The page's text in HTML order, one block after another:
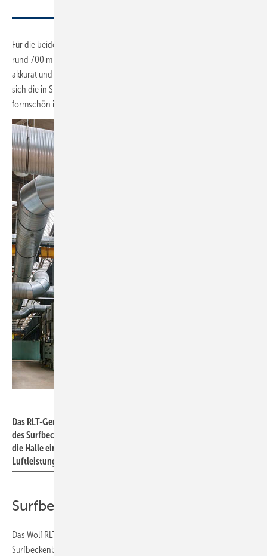
Für die beiden Wolf RLT-Geräte hat Preuß Klimatechnik insgesamt
rund 700 m luftführende Kanäle verlegt. Die Verrohrung verläuft
akkurat und ist auch in ihren Achsen symmetrisch angeordnet, sodass
sich die in Sichtmontage ausgeführten, luftführenden Kanäle
formschön in das Industriedesign der Halle einfügen.
Das RLT-Gerät Wolf KG Top für die Klimatisierung
des Surfbeckenbereichs steht auf einem neu in
die Halle eingefügten flachen Baukörper. Die
Luftleistung beträgt maximal 14.000 m³/h.
Surfbereich effizient klimatisieren
Das Wolf RLT-Gerät KG Top für die Klimatisierung des
Surfbeckenbereichs steht auf einem neu in die Halle eingefügten,